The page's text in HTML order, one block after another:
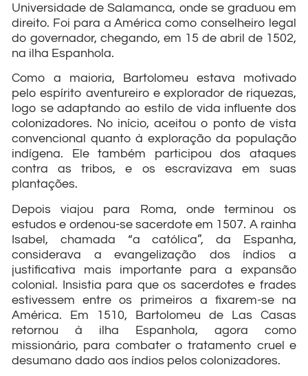
Universidade de Salamanca, onde se graduou em
direito. Foi para a América como conselheiro legal
do governador, chegando, em 15 de abril de 1502,
na ilha Espanhola.
Como a maioria, Bartolomeu estava motivado
pelo espírito aventureiro e explorador de riquezas,
logo se adaptando ao estilo de vida influente dos
colonizadores. No início, aceitou o ponto de vista
convencional quanto à exploração da população
indígena. Ele também participou dos ataques
contra as tribos, e os escravizava em suas
plantações.
Depois viajou para Roma, onde terminou os
estudos e ordenou-se sacerdote em 1507. A rainha
Isabel, chamada “a católica”, da Espanha,
considerava a evangelização dos índios a
justificativa mais importante para a expansão
colonial. Insistia para que os sacerdotes e frades
estivessem entre os primeiros a fixarem-se na
América. Em 1510, Bartolomeu de Las Casas
retornou à ilha Espanhola, agora como
missionário, para combater o tratamento cruel e
desumano dado aos índios pelos colonizadores.